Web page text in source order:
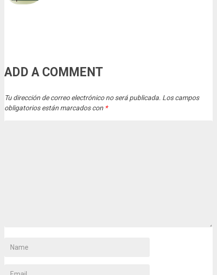
ADD A COMMENT
Tu dirección de correo electrónico no será publicada. Los campos
obligatorios están marcados con *